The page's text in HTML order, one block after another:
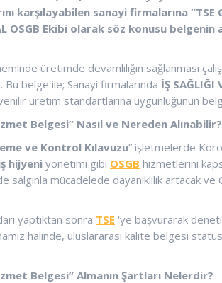
karşılayabilen sanayi firmalarına
OSGB Ekibi olarak söz konusu belgenin
üretimde devamlılığın sağlanması
belge ile; Sanayi firmalarında İŞ SAĞLIĞI
üretim standartlarına uygunluğunun
Belgesi” Nasıl ve Nereden Alınabilir?
ve Kontrol Kılavuzu” işletmelerde
hijyeni yönetimi gibi OSGB hizmetlerini
salgınla mücadelede dayanıklılık artacak
yaptıktan sonra TSE ‘ye başvurarak
halinde, uluslararası kalite belgesi
Belgesi” Almanın Şartları Nelerdir?